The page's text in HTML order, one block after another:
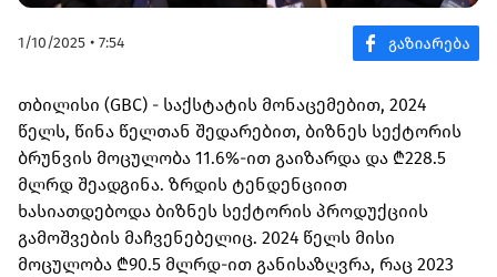
1/10/2025 • 7:54
თბილისი (GBC) - საქსტატის მონაცემებით, 2024
წელს, წინა წელთან შედარებით, ბიზნეს სექტორის
ბრუნვის მოცულობა 11.6%-ით გაიზარდა და ₾228.5
მლრდ შეადგინა. ზრდის ტენდენციით
ხასიათდებოდა ბიზნეს სექტორის პროდუქციის
გამოშვების მაჩვენებელიც. 2024 წელს მისი
მოცულობა ₾90.5 მლრდ-ით განისაზღვრა, რაც 2023